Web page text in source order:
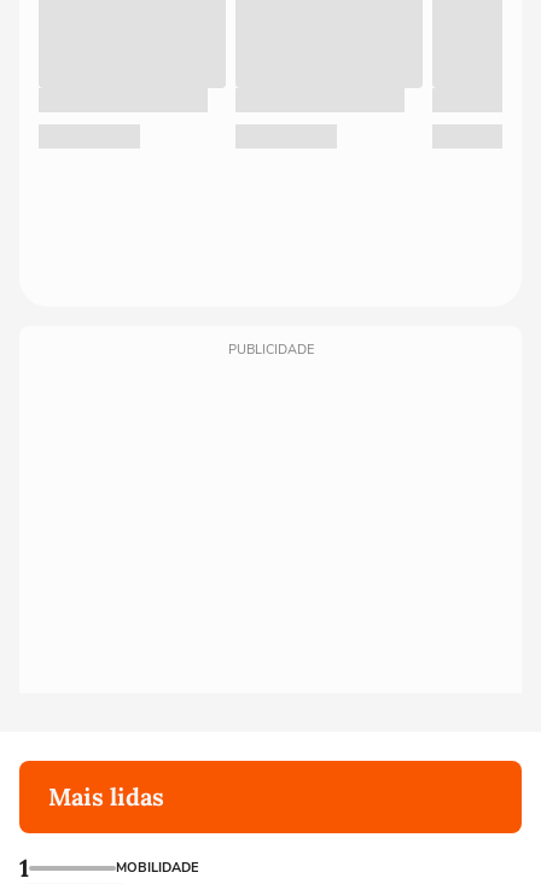
PUBLICIDADE
Mais lidas
1 MOBILIDADE